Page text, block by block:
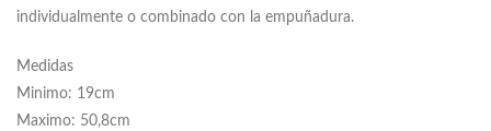
individualmente o combinado con la empuñadura.
Medidas
Minimo: 19cm
Maximo: 50,8cm